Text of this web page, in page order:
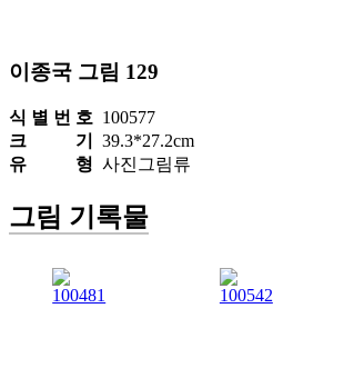
이종국 그림 129
식 별 번 호 100577
크 기
39.3*27.2cm
유 형 사진그림류
그림 기록물